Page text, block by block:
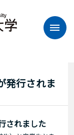
発行されま
されました